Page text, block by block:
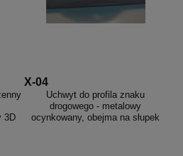
3D
X-04
Uchwyt do profila znaku
drogowego - metalowy
ocynkowany, obejma na słupek